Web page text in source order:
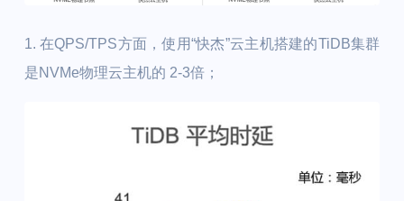
1. 在QPS/TPS方面，使用“快杰”云主机搭建的TiDB集群
是NVMe物理云主机的 2-3倍；